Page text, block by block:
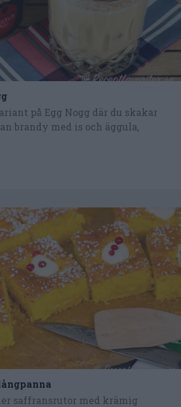
på Egg Nogg där du skakar
brandy med is och äggula,
saffransrutor med krämig